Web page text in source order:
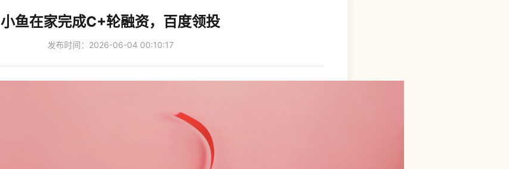
小鱼在家完成C+轮融资，百度领投
发布时间：2026-06-04 00:10:17